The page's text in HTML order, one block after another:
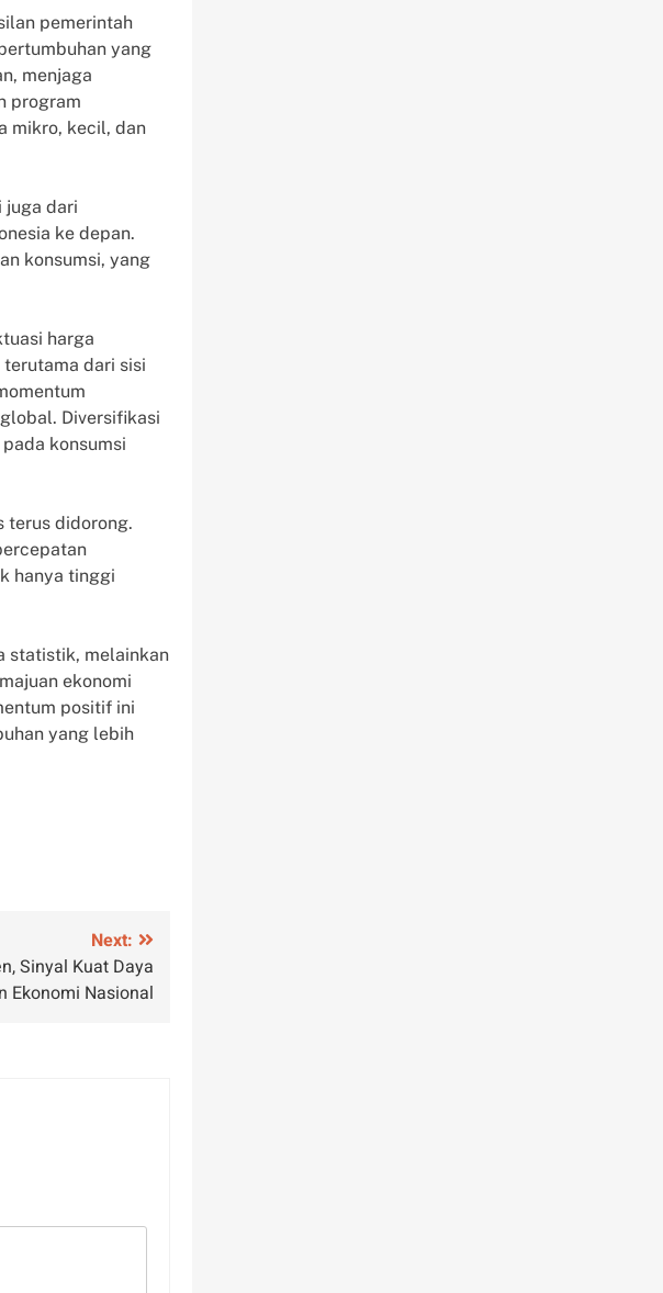
pemerintah
yang
menjaga
program
mikro, kecil, dan
juga dari
ke depan.
konsumsi, yang
harga
dari sisi
Diversifikasi
konsumsi
terus didorong.
hanya tinggi
statistik, melainkan
ekonomi
positif ini
yang lebih
Next:
Sinyal Kuat Daya
Ekonomi Nasional